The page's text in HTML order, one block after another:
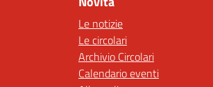
Le notizie
Le circolari
Archivio Circolari
Calendario eventi